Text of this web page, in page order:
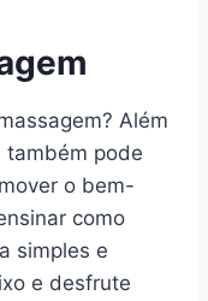
Além
também pode
o bem-
como
simples e
e desfrute